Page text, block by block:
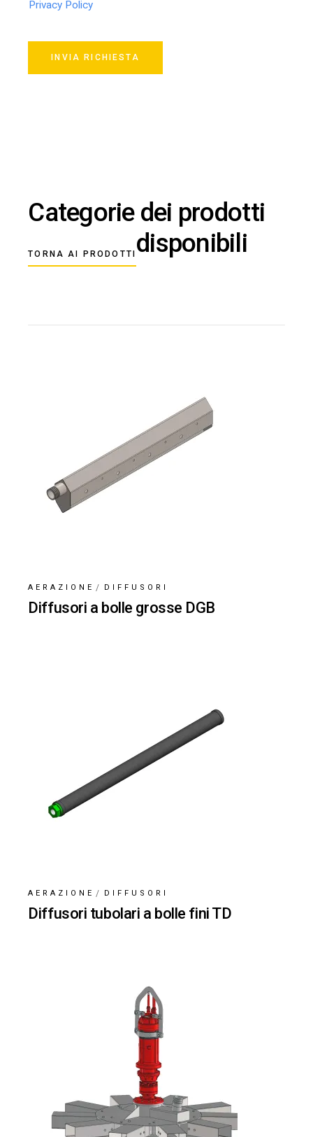
Privacy Policy
INVIA RICHIESTA
Categorie dei prodotti
disponibili
TORNA AI PRODOTTI
AERAZIONE DIFFUSORI
Diffusori a bolle grosse DGB
AERAZIONE DIFFUSORI
Diffusori tubolari a bolle fini TD